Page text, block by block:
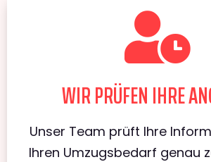
WIR PRÜFEN IHRE
Unser Team prüft Ihre
Ihren Umzugsbedarf genau